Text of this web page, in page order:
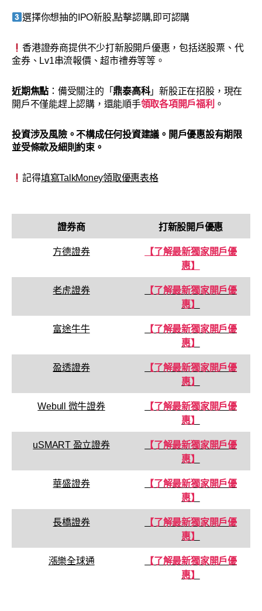
選擇你想抽的IPO新股,點擊認購,即可認購
香港證券商提供不少打新股開戶優惠，包括送股票、代
金券、Lv1串流報價、超市禮券等等。
近期焦點 ：備受關注的「鼎泰高科」新股正在招股，現在
開戶不僅能趕上認購，還能順手領取各項開戶福利 。
投資涉及風險。不構成任何投資建議 。開戶優惠設有期限
並受條款及細則約束。
記得填寫TalkMoney領取優惠表格
證券商 打新股開戶優惠
方德證券
【了解最新獨家開戶優
惠】
老虎證券
【了解最新獨家開戶優
惠】
富途牛牛
【了解最新獨家開戶優
惠】
盈透證券
【了解最新獨家開戶優
惠】
Webull 微牛證券
【了解最新獨家開戶優
惠】
uSMART 盈立證券
【了解最新獨家開戶優
惠】
華盛證券
【了解最新獨家開戶優
惠】
長橋證券
【了解最新獨家開戶優
惠】
漲樂全球通
【了解最新獨家開戶優
惠】